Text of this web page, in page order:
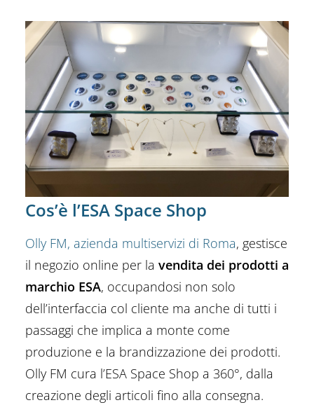
Cos’è l’ESA Space Shop
Olly FM, azienda multiservizi di Roma, gestisce
il negozio online per la vendita dei prodotti a
marchio ESA, occupandosi non solo
dell’interfaccia col cliente ma anche di tutti i
passaggi che implica a monte come
produzione e la brandizzazione dei prodotti.
Olly FM cura l’ESA Space Shop a 360°, dalla
creazione degli articoli fino alla consegna.